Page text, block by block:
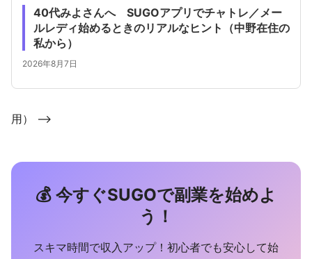
40代みよさんへ SUGOアプリでチャトレ／メー
ルレディ始めるときのリアルなヒント（中野在住の
私から）
2026年8月7日
用） -->
💰 今すぐSUGOで副業を始めよ
う！
スキマ時間で収入アップ！初心者でも安心して始